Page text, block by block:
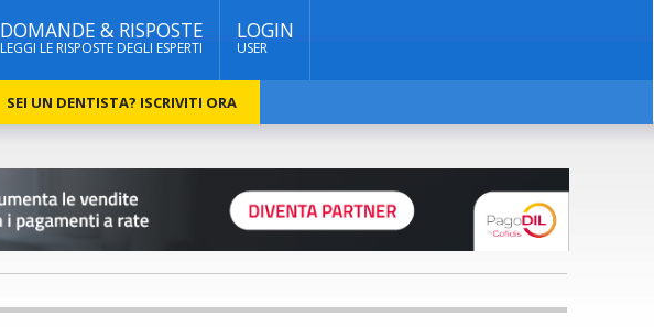
DOMANDE & RISPOSTE
LEGGI LE RISPOSTE DEGLI ESPERTI
LOGIN
USER
SEI UN DENTISTA? ISCRIVITI ORA